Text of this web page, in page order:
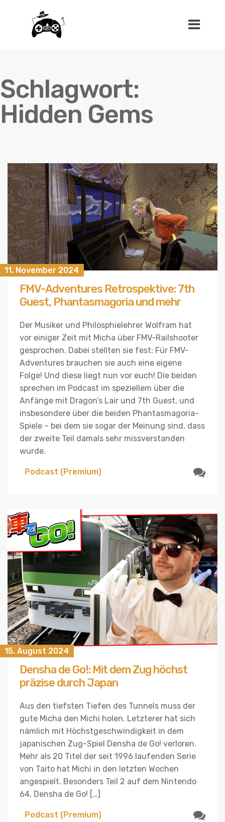
Schlagwort:
Hidden Gems
11. November 2024
FMV-Adventures Retrospektive: 7th
Guest, Phantasmagoria und mehr
Der Musiker und Philosphielehrer Wolfram hat
vor einiger Zeit mit Micha über FMV-Railshooter
gesprochen. Dabei stellten sie fest: Für FMV-
Adventures brauchen sie auch eine eigene
Folge! Und diese liegt nun vor euch! Die beiden
sprechen im Podcast im speziellem über die
Anfänge mit Dragon’s Lair und 7th Guest, und
insbesondere über die beiden Phantasmagoria-
Spiele – bei dem sie sogar der Meinung sind, dass
der zweite Teil damals sehr missverstanden
wurde.
Podcast (Premium)
15. August 2024
Densha de Go!: Mit dem Zug höchst
präzise durch Japan
Aus den tiefsten Tiefen des Tunnels muss der
gute Micha den Michi holen. Letzterer hat sich
nämlich mit Höchstgeschwindigkeit in dem
japanischen Zug-Spiel Densha de Go! verloren.
Mehr als 20 Titel der seit 1996 laufenden Serie
von Taito hat Michi in den letzten Wochen
angespielt. Besonders Teil 2 auf dem Nintendo
64, Densha de Go! […]
Podcast (Premium)